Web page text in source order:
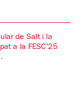
de Salt i la
a la FESC'25